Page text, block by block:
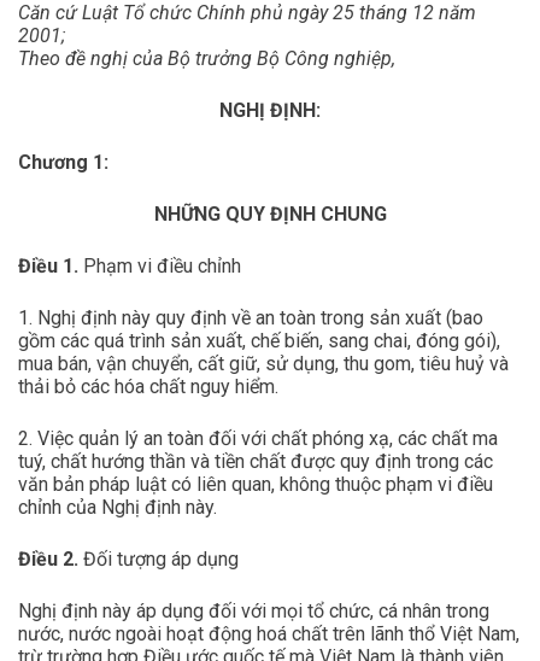
Căn cứ Luật Tổ chức Chính phủ ngày 25 tháng 12 năm
2001;
Theo đề nghị của Bộ trưởng Bộ Công nghiệp,
NGHỊ ĐỊNH:
Chương 1:
NHỮNG QUY ĐỊNH CHUNG
Điều 1. Phạm vi điều chỉnh
1. Nghị định này quy định về an toàn trong sản xuất (bao
gồm các quá trình sản xuất, chế biến, sang chai, đóng gói),
mua bán, vận chuyển, cất giữ, sử dụng, thu gom, tiêu huỷ và
thải bỏ các hóa chất nguy hiểm.
2. Việc quản lý an toàn đối với chất phóng xạ, các chất ma
tuý, chất hướng thần và tiền chất được quy định trong các
văn bản pháp luật có liên quan, không thuộc phạm vi điều
chỉnh của Nghị định này.
Điều 2. Đối tượng áp dụng
Nghị định này áp dụng đối với mọi tổ chức, cá nhân trong
nước, nước ngoài hoạt động hoá chất trên lãnh thổ Việt Nam,